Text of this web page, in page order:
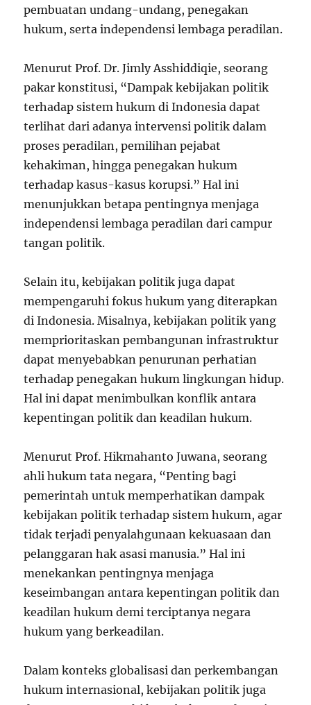
pembuatan undang-undang, penegakan
hukum, serta independensi lembaga peradilan.
Menurut Prof. Dr. Jimly Asshiddiqie, seorang
pakar konstitusi, “Dampak kebijakan politik
terhadap sistem hukum di Indonesia dapat
terlihat dari adanya intervensi politik dalam
proses peradilan, pemilihan pejabat
kehakiman, hingga penegakan hukum
terhadap kasus-kasus korupsi.” Hal ini
menunjukkan betapa pentingnya menjaga
independensi lembaga peradilan dari campur
tangan politik.
Selain itu, kebijakan politik juga dapat
mempengaruhi fokus hukum yang diterapkan
di Indonesia. Misalnya, kebijakan politik yang
memprioritaskan pembangunan infrastruktur
dapat menyebabkan penurunan perhatian
terhadap penegakan hukum lingkungan hidup.
Hal ini dapat menimbulkan konflik antara
kepentingan politik dan keadilan hukum.
Menurut Prof. Hikmahanto Juwana, seorang
ahli hukum tata negara, “Penting bagi
pemerintah untuk memperhatikan dampak
kebijakan politik terhadap sistem hukum, agar
tidak terjadi penyalahgunaan kekuasaan dan
pelanggaran hak asasi manusia.” Hal ini
menekankan pentingnya menjaga
keseimbangan antara kepentingan politik dan
keadilan hukum demi terciptanya negara
hukum yang berkeadilan.
Dalam konteks globalisasi dan perkembangan
hukum internasional, kebijakan politik juga